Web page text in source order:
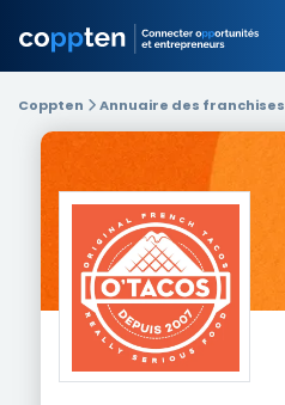
Coppten Annuaire des franchises